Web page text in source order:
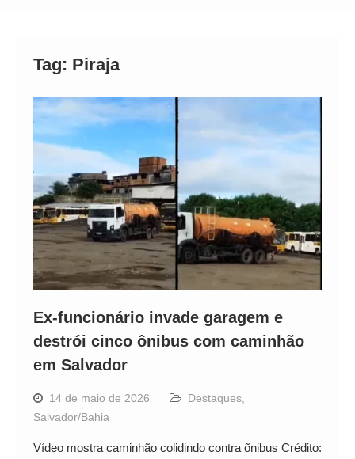
Tag: Piraja
Ex-funcionário invade garagem e
destrói cinco ônibus com caminhão
em Salvador
14 de maio de 2026 Destaques,
Salvador/Bahia
Vídeo mostra caminhão colidindo contra õnibus Crédito: